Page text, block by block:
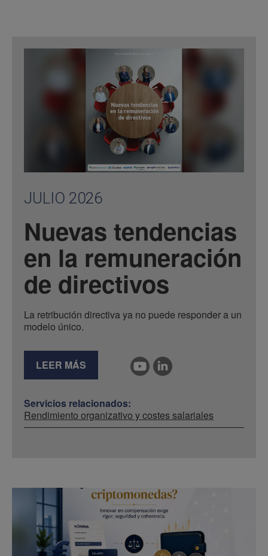
JULIO 2026
Nuevas tendencias
en la remuneración
de directivos
La retribución directiva ya no puede responder a un
modelo único.
LEER MÁS
Servicios relacionados:
Rendimiento organizativo y costes salariales